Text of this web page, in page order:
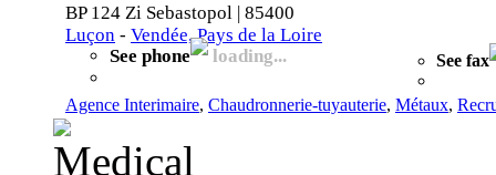
BP 124 Zi Sebastopol | 85400
Luçon - Vendée, Pays de la Loire
See phone
loading... See fax
Agence Interimaire, Chaudronnerie-tuyauterie, Métaux,